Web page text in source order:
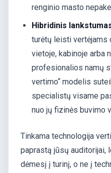
renginio masto
Hibridinis
turėtų leisti vertėjams
vietoje, kabinoje arba
profesionalios namų
vertimo“ modelis
specialistų visame
nuo jų fizinės buvimo
Tinkama technologija
paprastą jūsų auditorijai,
dėmesį į turinį, o ne į